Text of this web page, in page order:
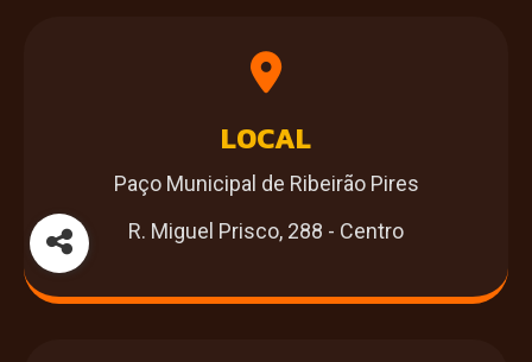
LOCAL
Paço Municipal de Ribeirão Pires
R. Miguel Prisco, 288 - Centro